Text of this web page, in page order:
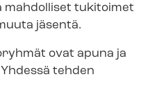
mahdolliset tukitoimet
jäsentä.
ovat apuna ja
tehden